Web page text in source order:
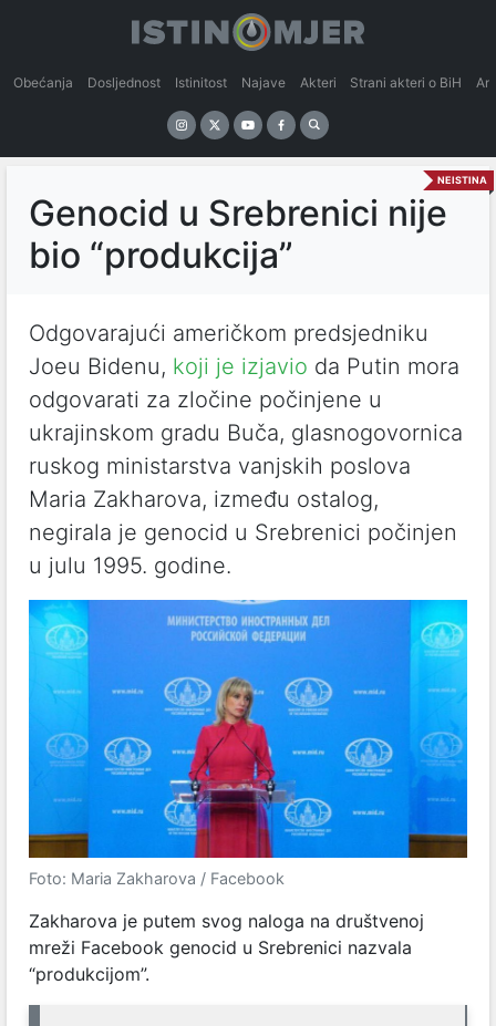
Obećanja Dosljednost Istinitost Najave Akteri Strani akteri o BiH
NEISTINA
Genocid u Srebrenici nije
bio “produkcija”
Odgovarajući američkom predsjedniku
Joeu Bidenu, koji je izjavio da Putin mora
odgovarati za zločine počinjene u
ukrajinskom gradu Buča, glasnogovornica
ruskog ministarstva vanjskih poslova
Maria Zakharova, između ostalog,
negirala je genocid u Srebrenici počinjen
u julu 1995. godine.
Foto: Maria Zakharova / Facebook
Zakharova je putem svog naloga na društvenoj
mreži Facebook genocid u Srebrenici nazvala
“produkcijom”.